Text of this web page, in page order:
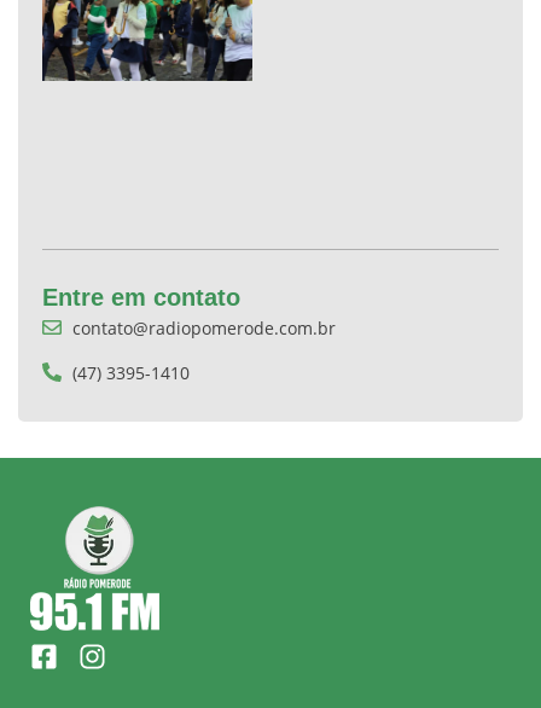
Entre em contato
contato@radiopomerode.com.br
(47) 3395-1410
F
a
I
n